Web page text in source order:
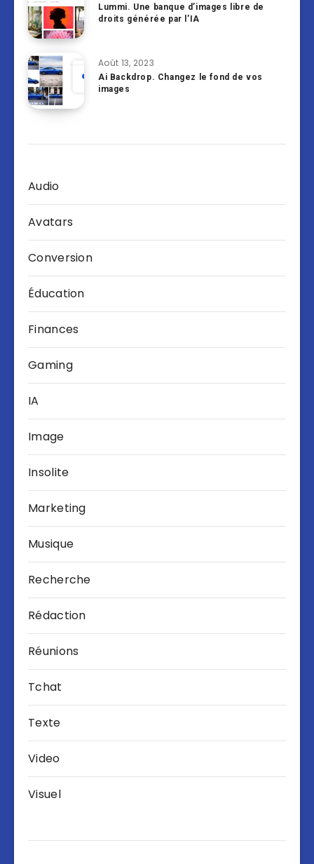
Lummi. Une banque d’images libre de
droits générée par l’IA
Août 13, 2023
Ai Backdrop. Changez le fond de vos
images
Audio
Avatars
Conversion
Éducation
Finances
Gaming
IA
Image
Insolite
Marketing
Musique
Recherche
Rédaction
Réunions
Tchat
Texte
Video
Visuel